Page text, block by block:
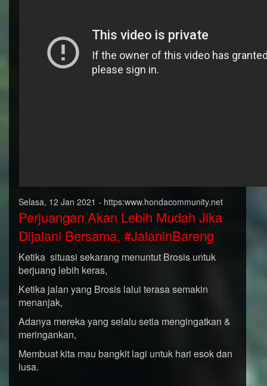
Selasa, 12 Jan 2021 - https:www.hondacommunity.net
Perjuangan Akan Lebih Mudah Jika
Dijalani Bersama, #JalaninBareng
Ketika situasi sekarang menuntut Brosis untuk
berjuang lebih keras,
Ketika jalan yang Brosis lalui terasa semakin
menanjak,
Adanya mereka yang selalu setia mengingatkan &
meringankan,
Membuat kita mau bangkit lagi untuk hari esok dan
lusa.